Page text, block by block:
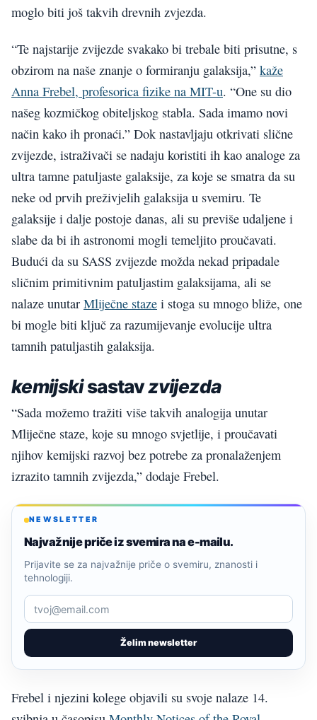
moglo biti još takvih drevnih zvjezda.
“Te najstarije zvijezde svakako bi trebale biti prisutne, s
obzirom na naše znanje o formiranju galaksija,” kaže
Anna Frebel, profesorica fizike na MIT-u. “One su dio
našeg kozmičkog obiteljskog stabla. Sada imamo novi
način kako ih pronaći.” Dok nastavljaju otkrivati slične
zvijezde, istraživači se nadaju koristiti ih kao analoge za
ultra tamne patuljaste galaksije, za koje se smatra da su
neke od prvih preživjelih galaksija u svemiru. Te
galaksije i dalje postoje danas, ali su previše udaljene i
slabe da bi ih astronomi mogli temeljito proučavati.
Budući da su SASS zvijezde možda nekad pripadale
sličnim primitivnim patuljastim galaksijama, ali se
nalaze unutar Mliječne staze i stoga su mnogo bliže, one
bi mogle biti ključ za razumijevanje evolucije ultra
tamnih patuljastih galaksija.
kemijskisastavzvijezda
“Sada možemo tražiti više takvih analogija unutar
Mliječne staze, koje su mnogo svjetlije, i proučavati
njihov kemijski razvoj bez potrebe za pronalaženjem
izrazito tamnih zvijezda,” dodaje Frebel.
NEWSLETTER
Najvažnije priče iz svemira na e-mailu.
Želim newsletter
Prijavite se za najvažnije priče o svemiru, znanosti i
tehnologiji.
Frebel i njezini kolege objavili su svoje nalaze 14.